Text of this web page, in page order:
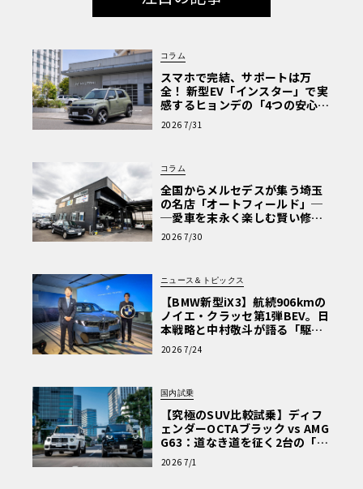
コラム
スマホで完結、サポートは万
全！ 新型EV「インスター」で実
感するヒョンデの「4つの安心」
【第1回・ヒョンデ6つの疑問：
Why? Hyundai?】〈PR〉
2026 7/31
コラム
全国からメルセデスが集う埼玉
の名店「オートフィールド」─
─愛車を末永く楽しむ賢い修理
術と、プロがフックス製オイル
を選ぶ理由〈PR〉
2026 7/30
ニュース＆トピックス
【BMW新型iX3】航続906kmの
ノイエ・クラッセ第1弾BEV。日
本戦略と中村敬斗が語る「駆け
ぬける歓び」
2026 7/24
国内試乗
【究極のSUV比較試乗】ディフ
ェンダーOCTAブラック vs AMG
G63：道なき道を征く2台の「対
極的アプローチ」
2026 7/1